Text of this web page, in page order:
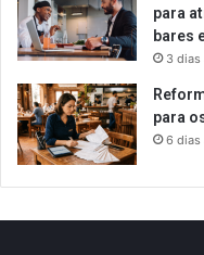
para
bares
3 dias
para
6 dias